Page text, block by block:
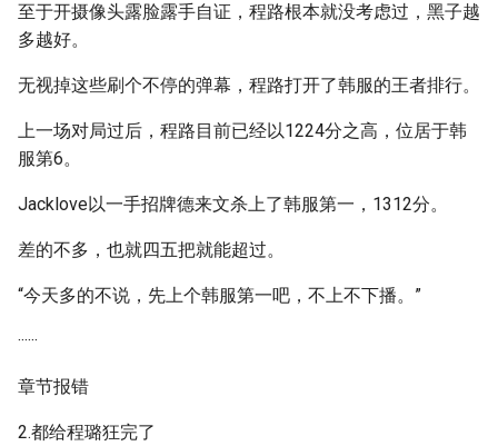
至于开摄像头露脸露手自证，程路根本就没考虑过，黑子越
多越好。
无视掉这些刷个不停的弹幕，程路打开了韩服的王者排行。
上一场对局过后，程路目前已经以1224分之高，位居于韩
服第6。
Jacklove以一手招牌德来文杀上了韩服第一，1312分。
差的不多，也就四五把就能超过。
“今天多的不说，先上个韩服第一吧，不上不下播。”
······
章节报错
2.都给程璐狂完了